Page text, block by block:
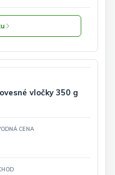
vločky 350 g
CENA